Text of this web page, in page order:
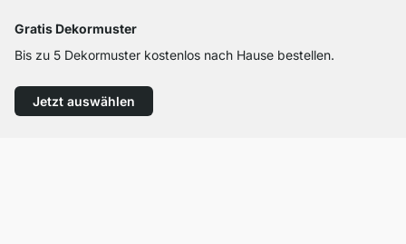
Gratis Dekormuster
Bis zu 5 Dekormuster kostenlos nach Hause bestellen.
Jetzt auswählen